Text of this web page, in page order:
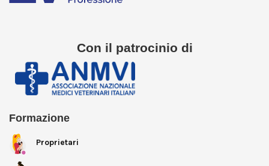
Con il patrocinio di
Formazione
Proprietari